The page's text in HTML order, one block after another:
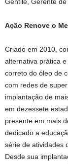
Ação Renove o
Criado em 2010,
alternativa prática
correto do óleo de
com redes de
implantação de
em dezessete
presente em mais
dedicado a
série de atividades
Desde sua